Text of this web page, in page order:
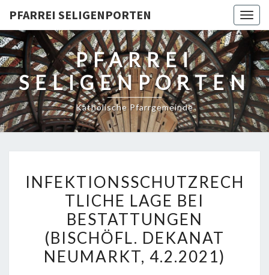
PFARREI SELIGENPORTEN
PFARREI
SELIGENPORTEN
Katholische Pfarrgemeinde
LAGE
BEI
BESTATTUNGEN
(BISCHÖFL.
DEKANAT
NEUMARKT,
INFEKTIONSSCHUTZRECH
TLICHE LAGE BEI
BESTATTUNGEN
(BISCHÖFL. DEKANAT
NEUMARKT, 4.2.2021)